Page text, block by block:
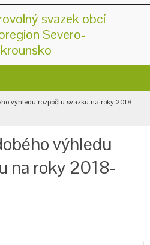
svazek obcí
Severo-
výhledu rozpočtu svazku na roky 2018-
výhledu
na roky 2018-